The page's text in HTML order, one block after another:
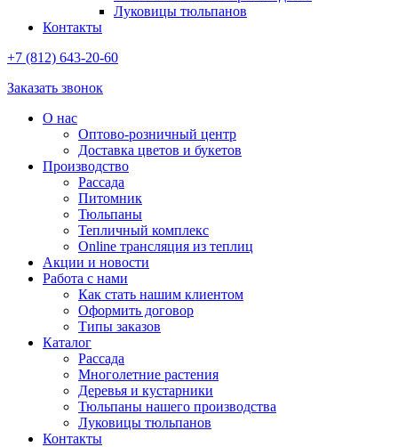
Луковицы тюльпанов
Контакты
+7 (812) 643-20-60
Заказать звонок
О нас
Оптово-розничный центр
Доставка цветов и букетов
Производство
Рассада
Питомник
Тюльпаны
Тепличный комплекс
Online трансляция из теплиц
Акции и новости
Работа с нами
Как стать нашим клиентом
Оформить договор
Типы заказов
Каталог
Рассада
Многолетние растения
Деревья и кустарники
Тюльпаны нашего производства
Луковицы тюльпанов
Контакты